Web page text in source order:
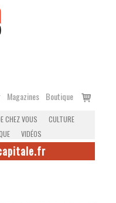
Magazines Boutique
Voir
CHEZ VOUS
CULTURE
VIDÉOS